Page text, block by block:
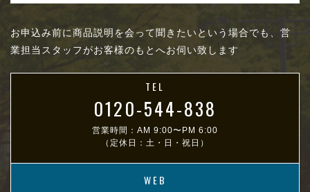
お申込み前に商品説明を会って聞きたいという場合でも、営
業担当スタッフがお客様のもとへお伺い致します
TEL
0120-544-838
営業時間：AM 9:00〜PM 6:00
（定休日：土・日・祝日）
WEB